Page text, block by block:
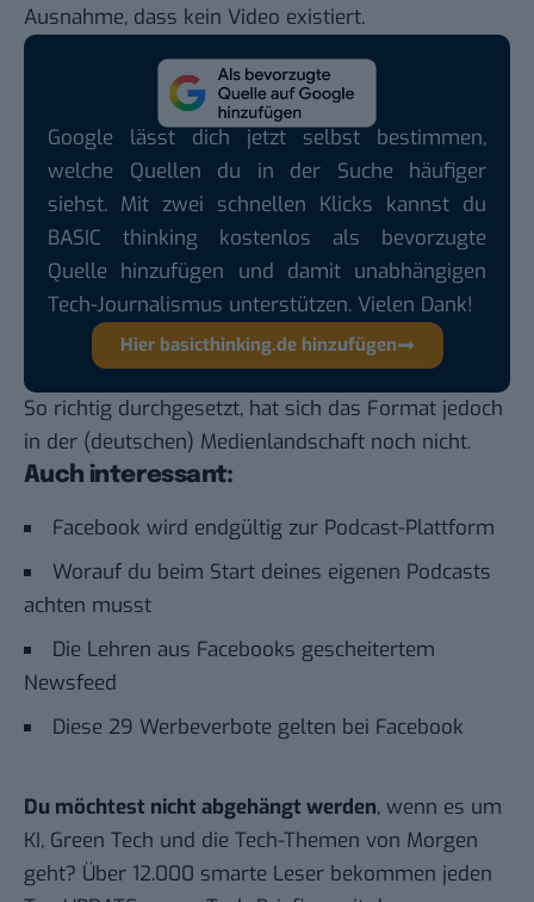
Ausnahme, dass kein Video existiert.
Google lässt dich jetzt selbst bestimmen,
welche Quellen du in der Suche häufiger
siehst. Mit zwei schnellen Klicks kannst du
BASIC thinking kostenlos als bevorzugte
Quelle hinzufügen und damit unabhängigen
Tech-Journalismus unterstützen. Vielen Dank!
Hier basicthinking.de hinzufügen
So richtig durchgesetzt, hat sich das Format jedoch
in der (deutschen) Medienlandschaft noch nicht.
Auch interessant:
Facebook wird endgültig zur Podcast-Plattform
Worauf du beim Start deines eigenen Podcasts
achten musst
Die Lehren aus Facebooks gescheitertem
Newsfeed
Diese 29 Werbeverbote gelten bei Facebook
Du möchtest nicht abgehängt werden, wenn es um
KI, Green Tech und die Tech-Themen von Morgen
geht? Über 12.000 smarte Leser bekommen jeden